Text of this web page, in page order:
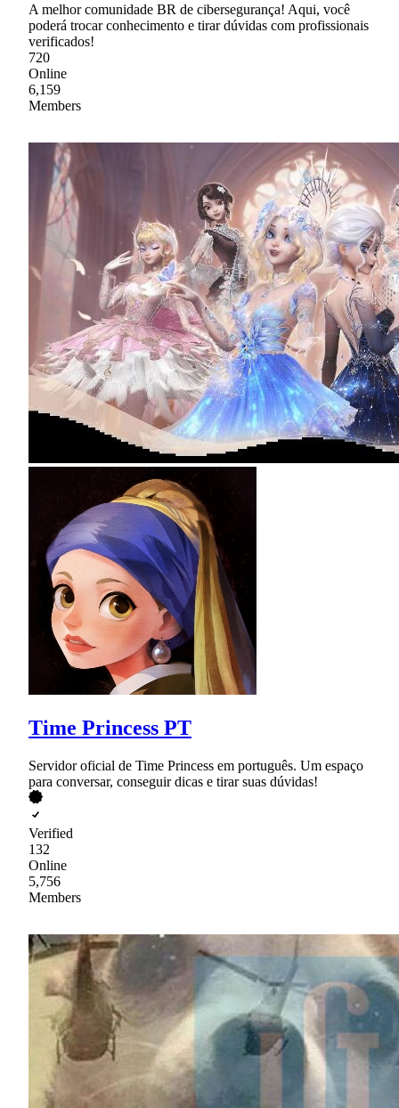
A melhor comunidade BR de cibersegurança! Aqui, você
poderá trocar conhecimento e tirar dúvidas com profissionais
verificados!
720
Online
6,159
Members
Time Princess PT
Servidor oficial de Time Princess em português. Um espaço
para conversar, conseguir dicas e tirar suas dúvidas!
Verified
132
Online
5,756
Members